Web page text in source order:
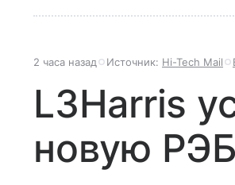
2 часа назад Источник: Hi-Tech Mail
L3Harris
новую